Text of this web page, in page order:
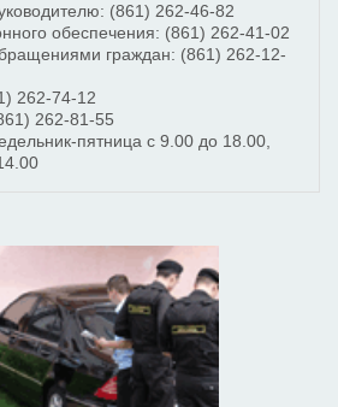
(861) 262-46-82
обеспечения: (861) 262-41-02
граждан: (861) 262-12-
262-74-12
262-81-55
пятница с 9.00 до 18.00,